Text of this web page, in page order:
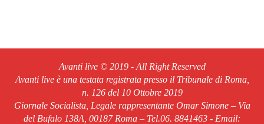
Avanti live © 2019 - All Right Reserved
Avanti live è una testata registrata presso il Tribunale di Roma,
n. 126 del 10 Ottobre 2019
Giornale Socialista, Legale rappresentante Omar Simone – Via
del Bufalo 138A, 00187 Roma – Tel.06. 8841463 - Email: